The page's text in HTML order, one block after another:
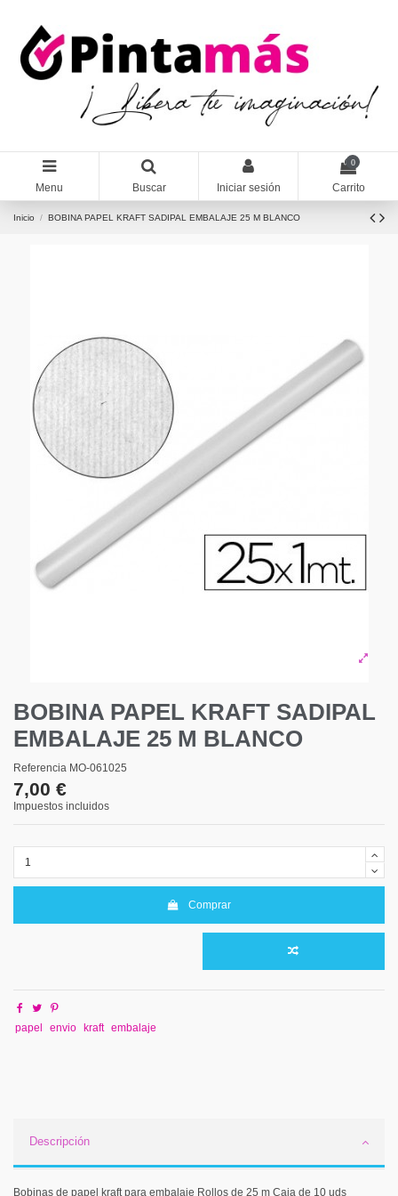
Menu Buscar Iniciar sesión
0
Carrito
Inicio BOBINA PAPEL KRAFT SADIPAL EMBALAJE 25 M BLANCO
BOBINA PAPEL KRAFT SADIPAL
EMBALAJE 25 M BLANCO
Referencia MO-061025
7,00 €
Impuestos incluidos
Comprar
papel envio kraft embalaje
Descripción
Bobinas de papel kraft para embalaje Rollos de 25 m Caja de 10 uds